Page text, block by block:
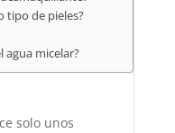
tipo de pieles?
agua micelar?
solo unos